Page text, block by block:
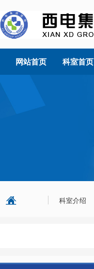
网站首页 科室首页
科室介绍